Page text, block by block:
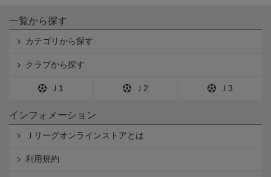
一覧から探す
カテゴリから探す
クラブから探す
Ｊ1 Ｊ2 Ｊ3
インフォメーション
Ｊリーグオンラインストアとは
利用規約